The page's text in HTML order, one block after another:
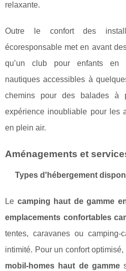
relaxante.
Outre le confort des
écoresponsable met en avant
qu’un club pour enfants en
nautiques accessibles à
chemins pour des balades
expérience inoubliable pour les
en plein air.
Aménagements et
Types d'hébergement
Le camping haut de gamme
emplacements confortables
tentes, caravanes ou camping-
intimité. Pour un confort
mobil-homes haut de gamme